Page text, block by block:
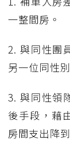
一整間房。
2. 與同性團
另一位同性
3. 與同性領
後手段，藉
房間支出降